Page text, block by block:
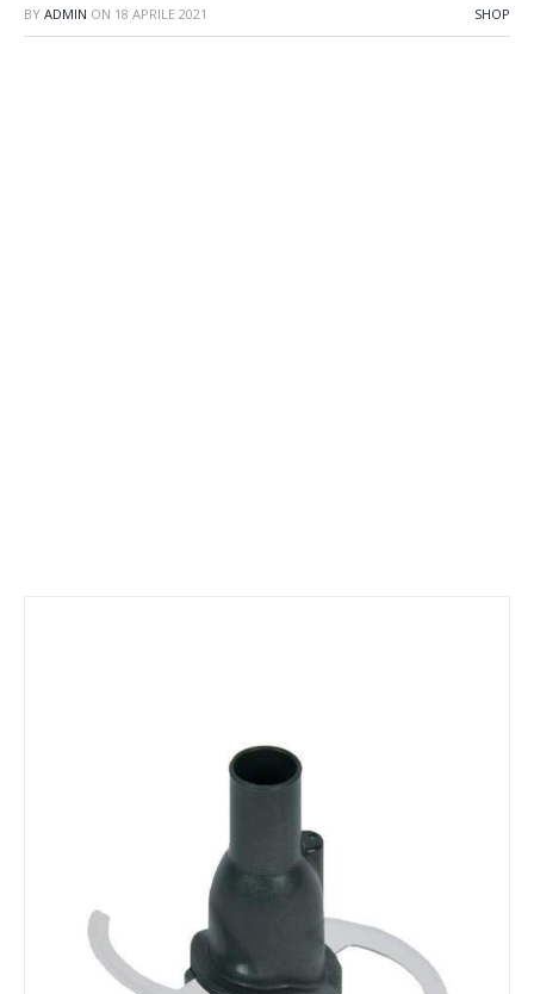
BY ADMIN ON 18 APRILE 2021 SHOP